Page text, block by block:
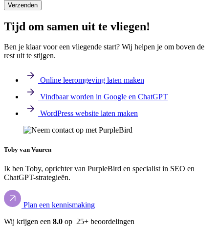
Verzenden
Tijd om samen uit te vliegen!
Ben je klaar voor een vliegende start? Wij helpen je om boven de
rest uit te stijgen.
Online leeromgeving laten maken
Vindbaar worden in Google en ChatGPT
WordPress website laten maken
Toby van Vuuren
Ik ben Toby, oprichter van PurpleBird en specialist in SEO en
ChatGPT-strategieën.
Plan een kennismaking
Wij krijgen een 8.0 op 25+ beoordelingen